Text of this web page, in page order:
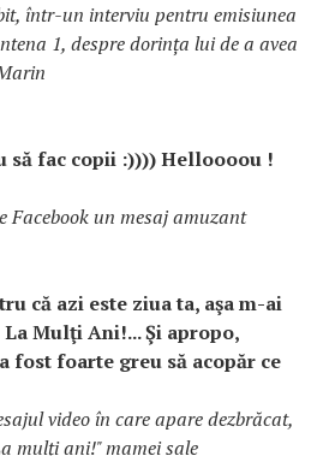
într-un interviu pentru emisiunea
1, despre dorința lui de a avea
să fac copii :)))) Helloooou !
Facebook un mesaj amuzant
că azi este ziua ta, aşa m-ai
Mulţi Ani!... Şi apropo,
fost foarte greu să acopăr ce
video în care apare dezbrăcat,
mulți ani!" mamei sale